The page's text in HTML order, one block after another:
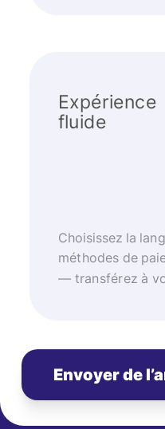
Expérience
fluide
Choisissez la
méthodes de
— transférez à
Envoyer de